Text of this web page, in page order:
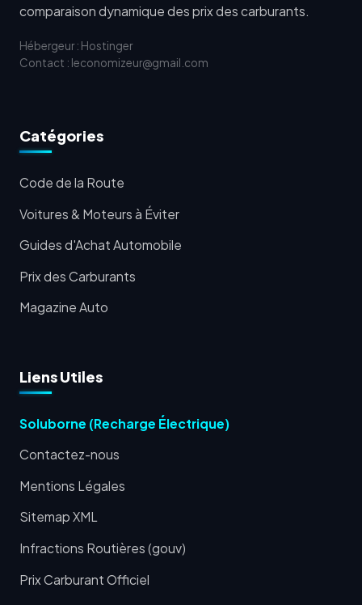
comparaison dynamique des prix des carburants.
Hébergeur : Hostinger
Contact : leconomizeur@gmail.com
Catégories
Code de la Route
Voitures & Moteurs à Éviter
Guides d'Achat Automobile
Prix des Carburants
Magazine Auto
Liens Utiles
Soluborne (Recharge Électrique)
Contactez-nous
Mentions Légales
Sitemap XML
Infractions Routières (gouv)
Prix Carburant Officiel